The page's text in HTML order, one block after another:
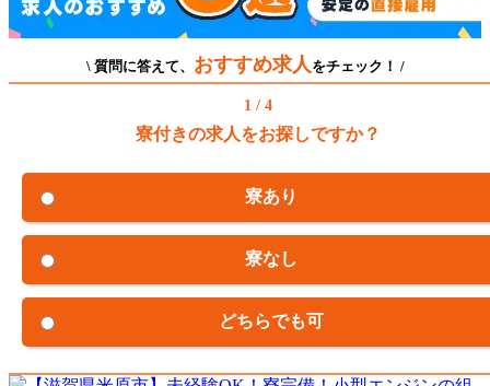
\ 質問に答えて、 おすすめ求人 をチェック！ /
1 / 4
寮付きの求人をお探しですか？
寮あり
寮なし
どちらでも可